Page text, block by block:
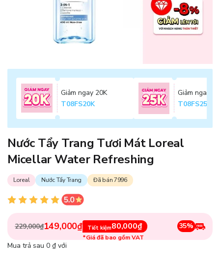
Giảm ngay 20K
T08FS20K
Giảm ngay
T08FS25K
Nước Tẩy Trang Tươi Mát Loreal
Micellar Water Refreshing
Loreal Nước Tẩy Trang Đã bán 7996
229,000₫149,000₫ Tiết kiệm80,000₫
*Giá đã bao gồm VAT
35%
Mua trả sau 0 ₫ với